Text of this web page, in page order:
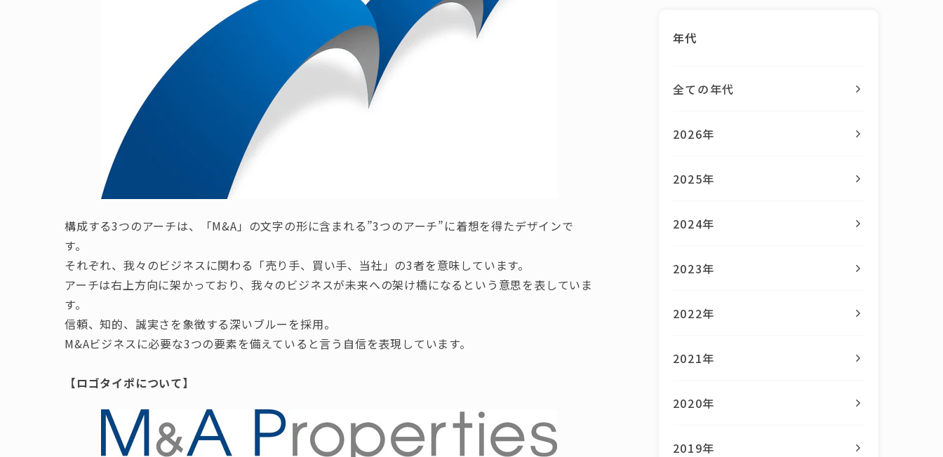
構成する3つのアーチは、「M&A」の文字の形に含まれる”3つのアーチ”に着想を得たデザインで
す。
それぞれ、我々のビジネスに関わる「売り手、買い手、当社」の3者を意味しています。
アーチは右上方向に架かっており、我々のビジネスが未来への架け橋になるという意思を表していま
す。
信頼、知的、誠実さを象徴する深いブルーを採用。
M&Aビジネスに必要な3つの要素を備えていると言う自信を表現しています。
【ロゴタイポについて】
年代
全ての年代
2026年
2025年
2024年
2023年
2022年
2021年
2020年
2019年